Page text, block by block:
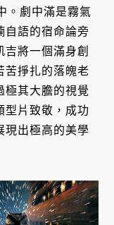
。劇中滿是霧氣
自語的宿命論旁
將一個滿身創
苦掙扎的落魄老
極其大膽的視覺
型片致敬，成功
現出極高的美學